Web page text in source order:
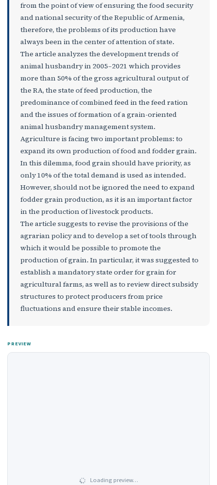
from the point of view of ensuring the food security
and national security of the Republic of Armenia,
therefore, the problems of its production have
always been in the center of attention of state.
The article analyzes the development trends of
animal husbandry in 2005–2021 which provides
more than 50% of the gross agricultural output of
the RA, the state of feed production, the
predominance of combined feed in the feed ration
and the issues of formation of a grain-oriented
animal husbandry management system.
Agriculture is facing two important problems: to
expand its own production of food and fodder grain.
In this dilemma, food grain should have priority, as
only 10% of the total demand is used as intended.
However, should not be ignored the need to expand
fodder grain production, as it is an important factor
in the production of livestock products.
The article suggests to revise the provisions of the
agrarian policy and to develop a set of tools through
which it would be possible to promote the
production of grain. In particular, it was suggested to
establish a mandatory state order for grain for
agricultural farms, as well as to review direct subsidy
structures to protect producers from price
fluctuations and ensure their stable incomes.
PREVIEW
Loading preview…